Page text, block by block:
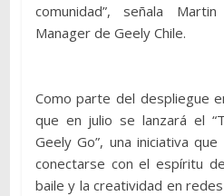
comunidad”, señala
Manager de Geely Chile.
Como parte del despliegue
que en julio se lanzará el
Geely Go”, una iniciativa
conectarse con el espíritu
baile y la creatividad en